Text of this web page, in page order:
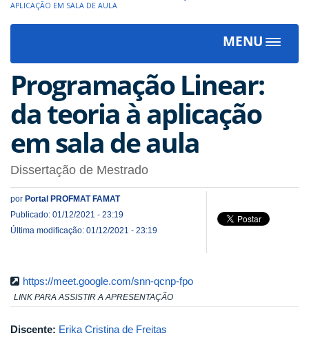
APLICAÇÃO EM SALA DE AULA
MENU
Toggle
Programação Linear:
da teoria à aplicação
em sala de aula
Dissertação de Mestrado
por Portal PROFMAT FAMAT
Publicado: 01/12/2021 - 23:19
Última modificação: 01/12/2021 - 23:19
https://meet.google.com/snn-qcnp-fpo
LINK PARA ASSISTIR A APRESENTAÇÃO
Discente: Erika Cristina de Freitas